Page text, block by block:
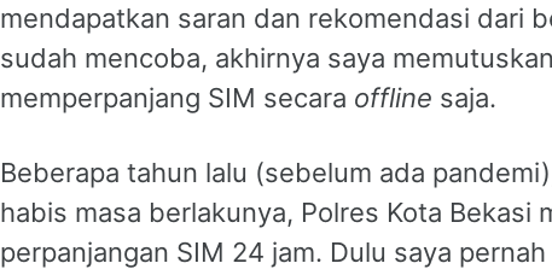
mendapatkan saran dan rekomendasi dari
sudah mencoba, akhirnya saya
memperpanjang SIM secara offline saja.
Beberapa tahun lalu (sebelum ada
habis masa berlakunya, Polres Kota Bekasi
perpanjangan SIM 24 jam. Dulu saya